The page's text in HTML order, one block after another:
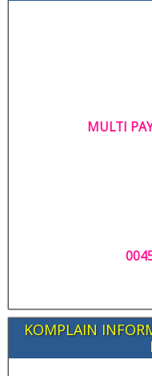
MULTI
KOMPLAIN